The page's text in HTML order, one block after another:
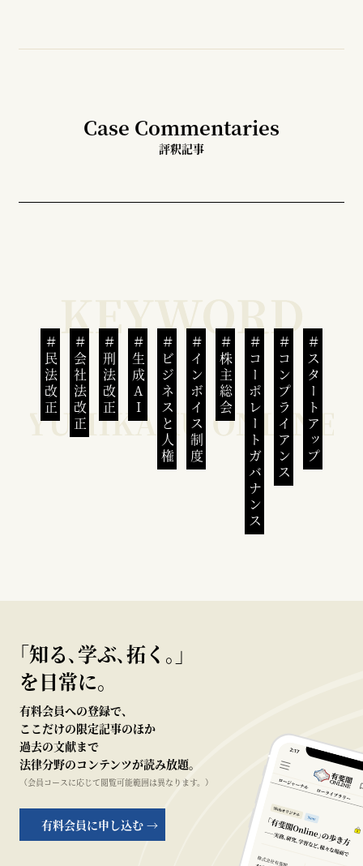
Case Commentaries
評釈記事
民法改正 会社法改正 刑法改正 生成AI ビジネスと人権インボイス制度 株主総会 コーポレートガバナンスコンプライアンススタートアップ
｢知る､学ぶ､拓く｡｣
を日常に。
有料会員への登録で、
ここだけの限定記事のほか
過去の文献まで
法律分野のコンテンツが読み放題。
（会員コースに応じて閲覧可能範囲は異なります。）
有料会員に申し込む →